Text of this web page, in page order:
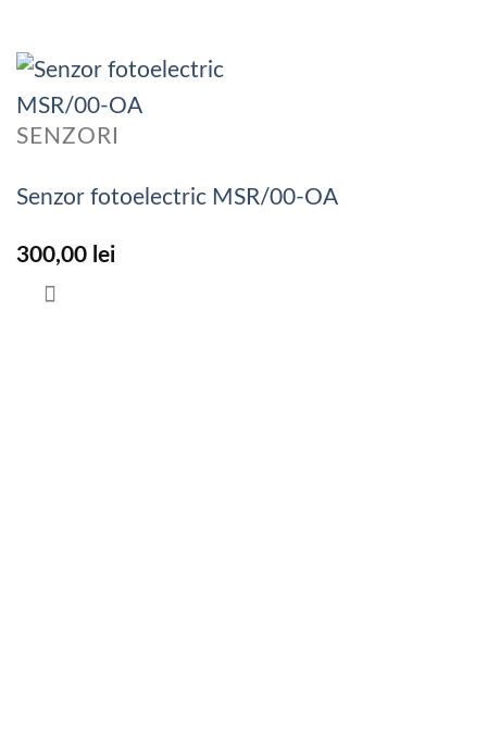
SENZORI
Senzor fotoelectric MSR/00-OA
300,00 lei